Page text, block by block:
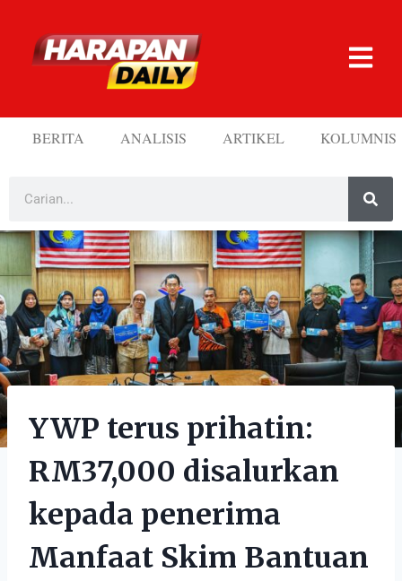
BERITA ANALISIS ARTIKEL KOLUMNIS
YWP terus prihatin:
RM37,000 disalurkan
kepada penerima
Manfaat Skim Bantuan